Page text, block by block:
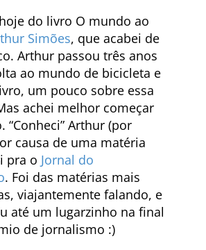
do livro O mundo ao
Simões, que acabei de
Arthur passou três anos
ao mundo de bicicleta e
um pouco sobre essa
achei melhor começar
“Conheci” Arthur (por
causa de uma matéria
pra o Jornal do
. Foi das matérias mais
viajantemente falando, e
até um lugarzinho na final
de jornalismo :)